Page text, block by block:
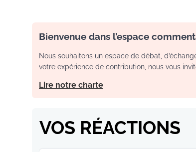
Bienvenue dans l’espace
Nous souhaitons un espace de débat,
votre expérience de contribution, nous vous
Lire notre charte
VOS RÉACTIONS